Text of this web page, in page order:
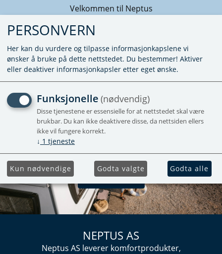
Velkommen til Neptus
PÅ VARME DAGER ER DET
DEILIG MED EN TRUMA
AIRCONDITION
Til nettbutikken
NEPTUS AS
Neptus AS leverer komfortprodukter,
PERSONVERN
Her kan du vurdere og tilpasse informasjonkapslene vi
ønsker å bruke på dette nettstedet. Du bestemmer! Aktiver
eller deaktiver informasjonkapsler etter eget ønske.
Funksjonelle (nødvendig)
Disse tjenestene er essensielle for at nettstedet skal være
brukbar. Du kan ikke deaktivere disse, da nettsiden ellers
ikke vil fungere korrekt.
↓ 1 tjeneste
Kun nødvendige Godta valgte Godta alle